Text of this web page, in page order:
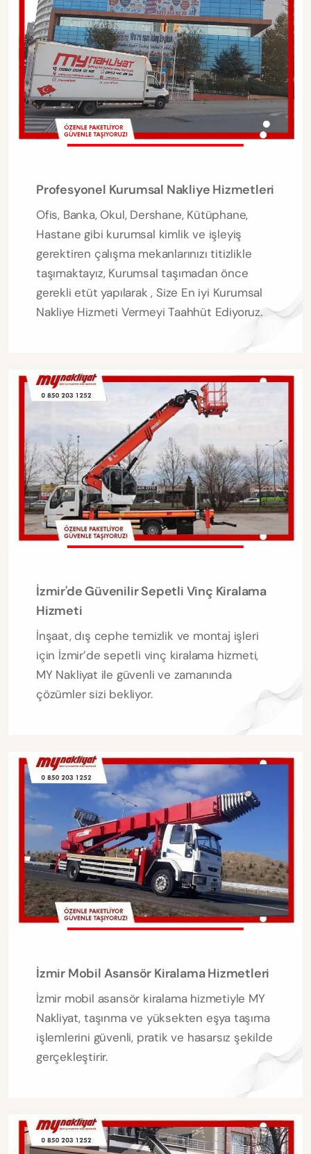
Profesyonel Kurumsal Nakliye Hizmetleri
Ofis, Banka, Okul, Dershane, Kütüphane,
Hastane gibi kurumsal kimlik ve işleyiş
gerektiren çalışma mekanlarınızı titizlikle
taşımaktayız, Kurumsal taşımadan önce
gerekli etüt yapılarak , Size En iyi Kurumsal
Nakliye Hizmeti Vermeyi Taahhüt Ediyoruz.
İzmir'de Güvenilir Sepetli Vinç Kiralama
Hizmeti
İnşaat, dış cephe temizlik ve montaj işleri
için İzmir’de sepetli vinç kiralama hizmeti,
MY Nakliyat ile güvenli ve zamanında
çözümler sizi bekliyor.
İzmir Mobil Asansör Kiralama Hizmetleri
İzmir mobil asansör kiralama hizmetiyle MY
Nakliyat, taşınma ve yüksekten eşya taşıma
işlemlerini güvenli, pratik ve hasarsız şekilde
gerçekleştirir.